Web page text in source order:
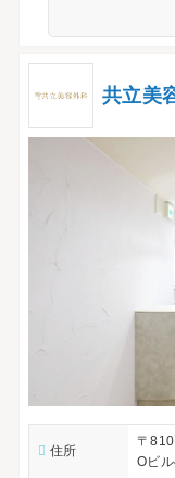
共立美
住所
〒
Oビ